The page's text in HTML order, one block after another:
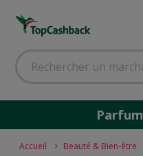
Accueil Beauté & Bien-être